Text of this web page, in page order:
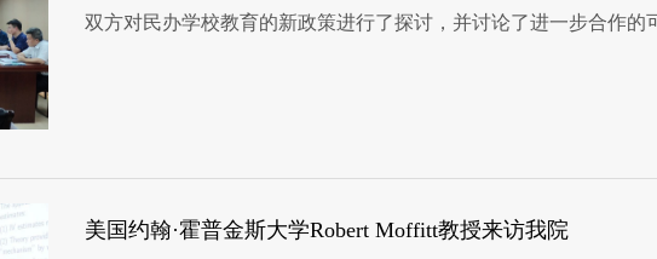
双方对民办学校教育的新政策进行了探讨，并讨论了进一步合作的
美国约翰·霍普金斯大学Robert Moffitt教授来访我院